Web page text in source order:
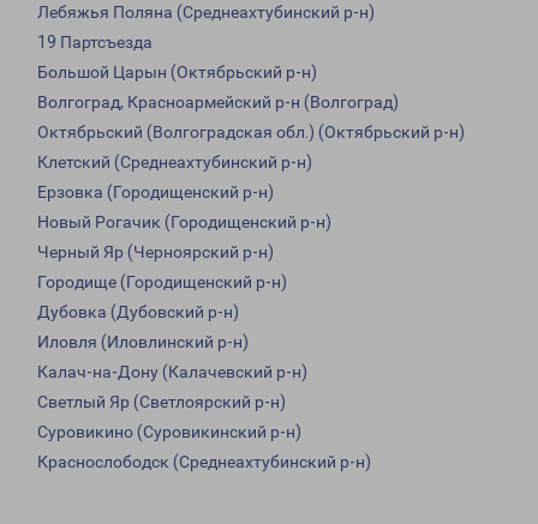
Лебяжья Поляна (Среднеахтубинский р-н)
19 Партсъезда
Большой Царын (Октябрьский р-н)
Волгоград, Красноармейский р-н (Волгоград)
Октябрьский (Волгоградская обл.) (Октябрьский р-н)
Клетский (Среднеахтубинский р-н)
Ерзовка (Городищенский р-н)
Новый Рогачик (Городищенский р-н)
Черный Яр (Черноярский р-н)
Городище (Городищенский р-н)
Дубовка (Дубовский р-н)
Иловля (Иловлинский р-н)
Калач-на-Дону (Калачевский р-н)
Светлый Яр (Светлоярский р-н)
Суровикино (Суровикинский р-н)
Краснослободск (Среднеахтубинский р-н)